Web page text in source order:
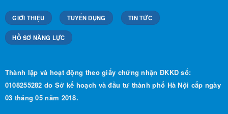
GIỚI THIỆU TUYỂN DỤNG TIN TỨC
HỒ SƠ NĂNG LỰC
Thành lập và hoạt động theo giấy chứng nhận ĐKKD số:
0108255282 do Sở kế hoạch và đầu tư thành phố Hà Nội cấp ngày
03 tháng 05 năm 2018.